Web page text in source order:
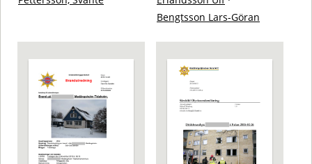
Bengtsson Lars-Göran